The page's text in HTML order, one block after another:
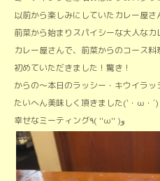
以前から楽しみにしていたカレー屋さ
前菜から始まりスパイシーな大人な
カレー屋さんで、前菜からのコース料
初めていただきました！驚き！
からの～本日のラッシー・キウイラッ
たいへん美味しく頂きました(`・ω・´)
幸せなミーティング٩( ''ω'' )و